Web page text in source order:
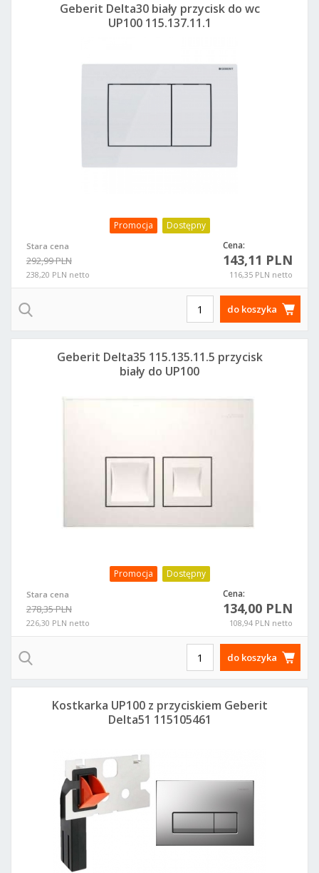
Promocja Dostępny
Stara cena
292,99 PLN
238,20 PLN netto
Cena:
143,11 PLN
116,35 PLN netto
Geberit Delta30 biały przycisk do wc
UP100 115.137.11.1
do koszyka
Promocja Dostępny
Stara cena
278,35 PLN
226,30 PLN netto
Cena:
134,00 PLN
108,94 PLN netto
Geberit Delta35 115.135.11.5 przycisk
biały do UP100
do koszyka
Kostkarka UP100 z przyciskiem Geberit
Delta51 115105461